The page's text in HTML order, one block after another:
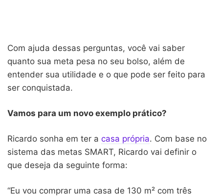
Com ajuda dessas perguntas, você vai saber
quanto sua meta pesa no seu bolso, além de
entender sua utilidade e o que pode ser feito para
ser conquistada.
Vamos para um novo exemplo prático?
Ricardo sonha em ter a casa própria. Com base no
sistema das metas SMART, Ricardo vai definir o
que deseja da seguinte forma:
“Eu vou comprar uma casa de 130 m² com três